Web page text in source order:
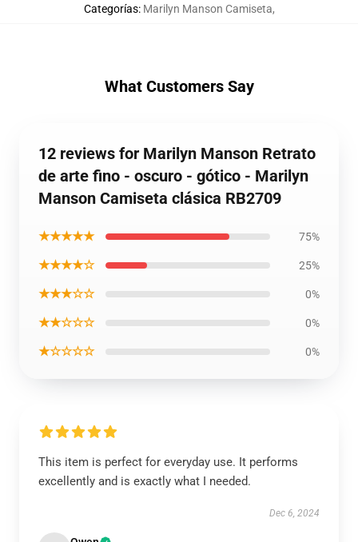
Categorías: Marilyn Manson Camiseta,
What Customers Say
12 reviews for Marilyn Manson Retrato
de arte fino - oscuro - gótico - Marilyn
Manson Camiseta clásica RB2709
★★★★★ 75%
★★★★☆ 25%
★★★☆☆ 0%
★★☆☆☆ 0%
★☆☆☆☆ 0%
This item is perfect for everyday use. It performs
excellently and is exactly what I needed.
Dec 6, 2024